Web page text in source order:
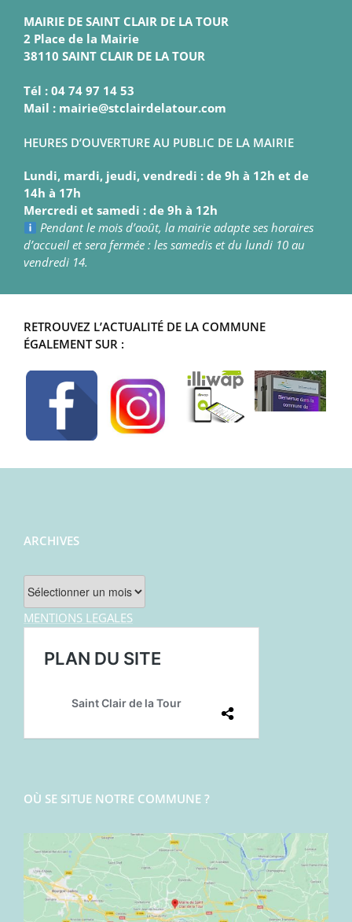
MAIRIE DE SAINT CLAIR DE LA TOUR
2 Place de la Mairie
38110 SAINT CLAIR DE LA TOUR
Tél : 04 74 97 14 53
Mail : mairie@stclairdelatour.com
HEURES D’OUVERTURE AU PUBLIC DE LA MAIRIE
Lundi, mardi, jeudi, vendredi : de 9h à 12h et de
14h à 17h
Mercredi et samedi : de 9h à 12h
Pendant le mois d’août, la mairie adapte ses horaires
d’accueil et sera fermée : les samedis et du lundi 10 au
vendredi 14.
RETROUVEZ L’ACTUALITÉ DE LA COMMUNE
ÉGALEMENT SUR :
ARCHIVES
Archives
MENTIONS LEGALES
OÙ SE SITUE NOTRE COMMUNE ?